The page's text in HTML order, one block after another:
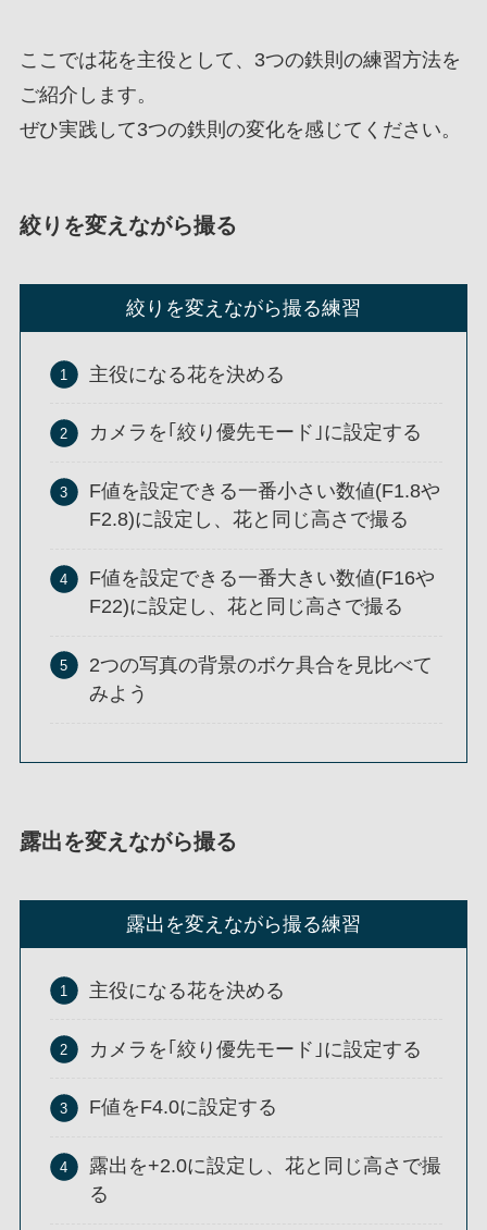
ここでは花を主役として、3つの鉄則の練習方法を
ご紹介します。
ぜひ実践して3つの鉄則の変化を感じてください。
絞りを変えながら撮る
絞りを変えながら撮る練習
主役になる花を決める
カメラを｢絞り優先モード｣に設定する
F値を設定できる一番小さい数値(F1.8や
F2.8)に設定し、花と同じ高さで撮る
F値を設定できる一番大きい数値(F16や
F22)に設定し、花と同じ高さで撮る
2つの写真の背景のボケ具合を見比べて
みよう
露出を変えながら撮る
露出を変えながら撮る練習
主役になる花を決める
カメラを｢絞り優先モード｣に設定する
F値をF4.0に設定する
露出を+2.0に設定し、花と同じ高さで撮
る